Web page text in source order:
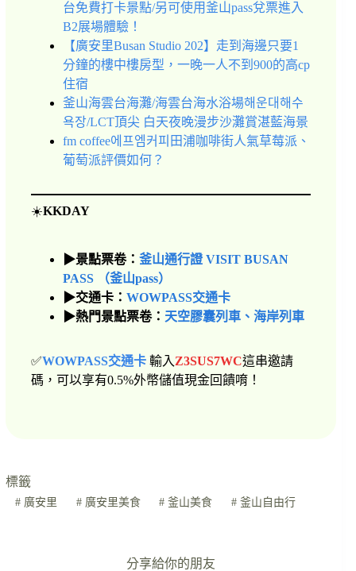
台免費打卡景點/另可使用釜山pass兌票進入
B2展場體驗！
【廣安里Busan Studio 202】走到海邊只要1
分鐘的樓中樓房型，一晚一人不到900的高cp
住宿
釜山海雲台海灘/海雲台海水浴場해운대해수
욕장/LCT頂尖 白天夜晚漫步沙灘賞湛藍海景
fm coffee에프엠커피田浦咖啡街人氣草莓派、
葡萄派評價如何？
☀️KKDAY
▶景點票卷： 釜山通行證 VISIT BUSAN
PASS （釜山pass）
▶交通卡： WOWPASS交通卡
▶熱門景點票卷： 天空膠囊列車、海岸列車
✅WOWPASS交通卡 輸入 Z3SUS7WC這串邀請
碼，可以享有0.5%外幣儲值現金回饋唷！
標籤
#廣安里 #廣安里美食 # 釜山美食 # 釜山自由行
分享給你的朋友